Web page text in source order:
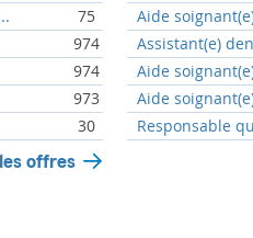
75
974
974
973
30
offres
Aide
Assistant(e)
Aide
Aide
Responsable